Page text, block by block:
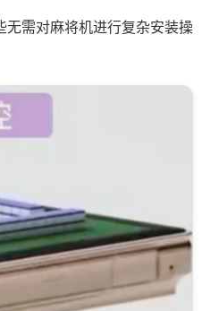
无需对麻将机进行复杂安装操